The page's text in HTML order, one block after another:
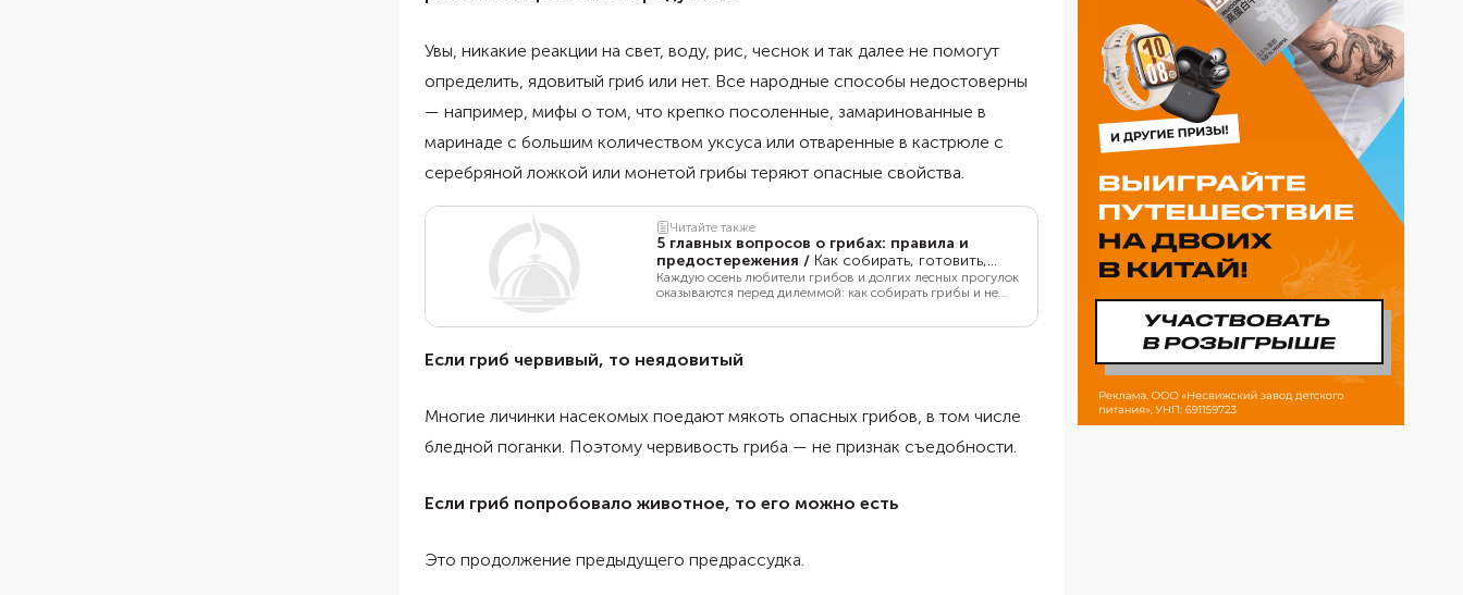
Увы, никакие реакции на свет, воду, рис, чеснок и так далее не помогут
определить, ядовитый гриб или нет. Все народные способы недостоверны
— например, мифы о том, что крепко посоленные, замаринованные в
маринаде с большим количеством уксуса или отваренные в кастрюле с
серебряной ложкой или монетой грибы теряют опасные свойства.
Читайте также
5 главных вопросов о грибах: правила и
предостережения / Как собирать, готовить,
хранить и есть
Каждую осень любители грибов и долгих лесных прогулок
оказываются перед дилеммой: как собирать грибы и не
девать, если друзья и родственники уже осчастливлены
правильно собирать, готовить и хранить грибы.
Если гриб червивый, то неядовитый
Многие личинки насекомых поедают мякоть опасных грибов, в том числе
бледной поганки. Поэтому червивость гриба — не признак съедобности.
Если гриб попробовало животное, то его можно есть
Это продолжение предыдущего предрассудка.